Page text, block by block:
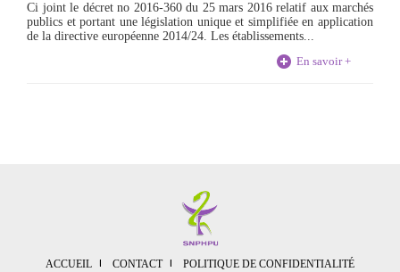
Ci joint le décret no 2016-360 du 25 mars 2016 relatif aux marchés
publics et portant une législation unique et simplifiée en application
de la directive européenne 2014/24. Les établissements...
En savoir +
ACCUEIL CONTACT POLITIQUE DE CONFIDENTIALITÉ